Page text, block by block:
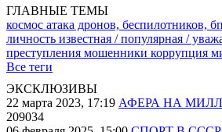
ГЛАВНЫЕ ТЕМЫ
космос атака дронов, беспилотников,
личность известная / популярная /
преступления мошенники коррупция
Все теги
ЭКСКЛЮЗИВЫ
22 марта 2023, 17:19 АФЕРА НА
209034